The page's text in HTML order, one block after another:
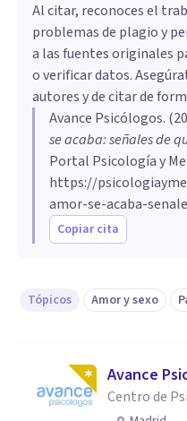
Al citar, reconoces el
problemas de plagio y
a las fuentes originales
o verificar datos.
autores y de citar de
Avance Psicólogos. (
se acaba: señales de
Portal Psicología y
https://
amor-se-acaba-
Copiar cita
Tópicos Amor y sexo
Avance
Centro de